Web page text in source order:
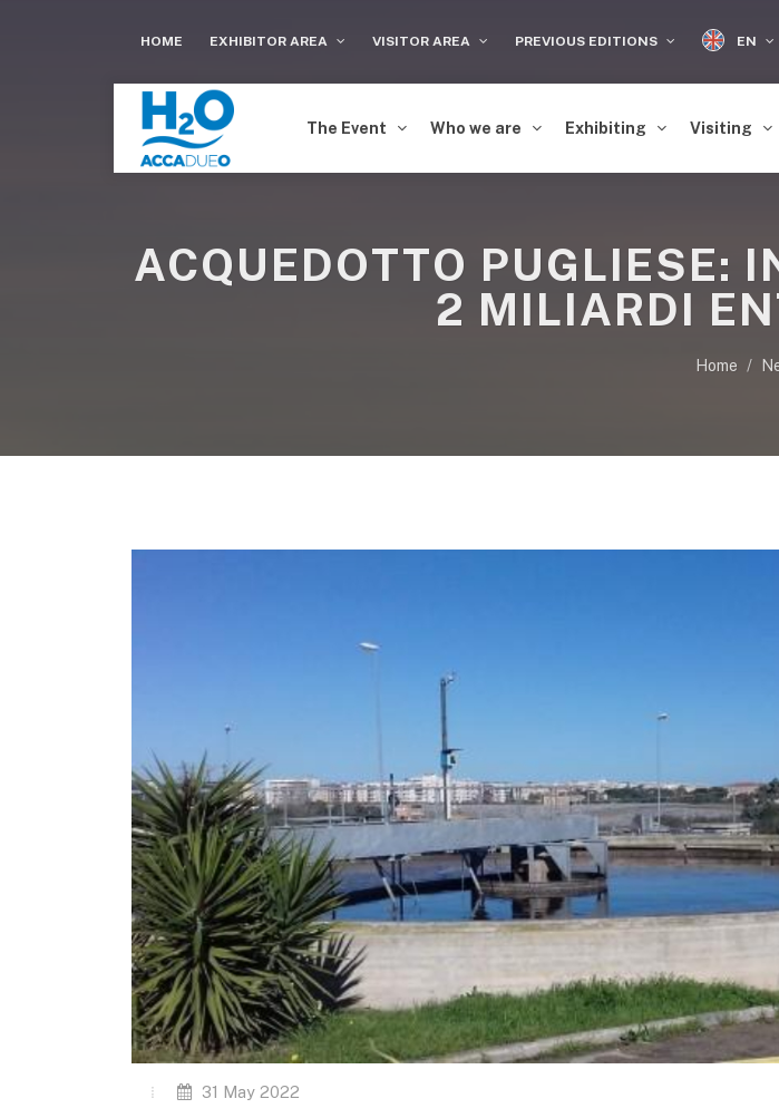
HOME EXHIBITOR AREA VISITOR AREA PREVIOUS EDITIONS EN
The Event Who we are Exhibiting Visiting
ACQUEDOTTO PUGLIESE:
2 MILIARDI
Home
31 May 2022